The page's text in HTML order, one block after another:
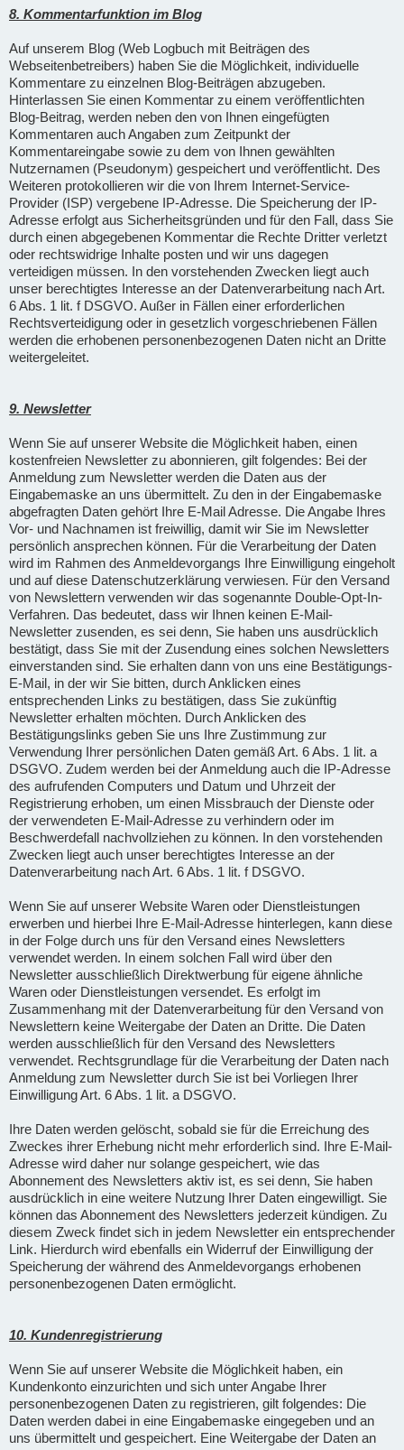
8. Kommentarfunktion im Blog
Auf unserem Blog (Web Logbuch mit Beiträgen des
Webseitenbetreibers) haben Sie die Möglichkeit, individuelle
Kommentare zu einzelnen Blog-Beiträgen abzugeben.
Hinterlassen Sie einen Kommentar zu einem veröffentlichten
Blog-Beitrag, werden neben den von Ihnen eingefügten
Kommentaren auch Angaben zum Zeitpunkt der
Kommentareingabe sowie zu dem von Ihnen gewählten
Nutzernamen (Pseudonym) gespeichert und veröffentlicht. Des
Weiteren protokollieren wir die von Ihrem Internet-Service-
Provider (ISP) vergebene IP-Adresse. Die Speicherung der IP-
Adresse erfolgt aus Sicherheitsgründen und für den Fall, dass Sie
durch einen abgegebenen Kommentar die Rechte Dritter verletzt
oder rechtswidrige Inhalte posten und wir uns dagegen
verteidigen müssen. In den vorstehenden Zwecken liegt auch
unser berechtigtes Interesse an der Datenverarbeitung nach Art.
6 Abs. 1 lit. f DSGVO. Außer in Fällen einer erforderlichen
Rechtsverteidigung oder in gesetzlich vorgeschriebenen Fällen
werden die erhobenen personenbezogenen Daten nicht an Dritte
weitergeleitet.
9. Newsletter
Wenn Sie auf unserer Website die Möglichkeit haben, einen
kostenfreien Newsletter zu abonnieren, gilt folgendes: Bei der
Anmeldung zum Newsletter werden die Daten aus der
Eingabemaske an uns übermittelt. Zu den in der Eingabemaske
abgefragten Daten gehört Ihre E-Mail Adresse. Die Angabe Ihres
Vor- und Nachnamen ist freiwillig, damit wir Sie im Newsletter
persönlich ansprechen können. Für die Verarbeitung der Daten
wird im Rahmen des Anmeldevorgangs Ihre Einwilligung eingeholt
und auf diese Datenschutzerklärung verwiesen. Für den Versand
von Newslettern verwenden wir das sogenannte Double-Opt-In-
Verfahren. Das bedeutet, dass wir Ihnen keinen E-Mail-
Newsletter zusenden, es sei denn, Sie haben uns ausdrücklich
bestätigt, dass Sie mit der Zusendung eines solchen Newsletters
einverstanden sind. Sie erhalten dann von uns eine Bestätigungs-
E-Mail, in der wir Sie bitten, durch Anklicken eines
entsprechenden Links zu bestätigen, dass Sie zukünftig
Newsletter erhalten möchten. Durch Anklicken des
Bestätigungslinks geben Sie uns Ihre Zustimmung zur
Verwendung Ihrer persönlichen Daten gemäß Art. 6 Abs. 1 lit. a
DSGVO. Zudem werden bei der Anmeldung auch die IP-Adresse
des aufrufenden Computers und Datum und Uhrzeit der
Registrierung erhoben, um einen Missbrauch der Dienste oder
der verwendeten E-Mail-Adresse zu verhindern oder im
Beschwerdefall nachvollziehen zu können. In den vorstehenden
Zwecken liegt auch unser berechtigtes Interesse an der
Datenverarbeitung nach Art. 6 Abs. 1 lit. f DSGVO.
Wenn Sie auf unserer Website Waren oder Dienstleistungen
erwerben und hierbei Ihre E-Mail-Adresse hinterlegen, kann diese
in der Folge durch uns für den Versand eines Newsletters
verwendet werden. In einem solchen Fall wird über den
Newsletter ausschließlich Direktwerbung für eigene ähnliche
Waren oder Dienstleistungen versendet. Es erfolgt im
Zusammenhang mit der Datenverarbeitung für den Versand von
Newslettern keine Weitergabe der Daten an Dritte. Die Daten
werden ausschließlich für den Versand des Newsletters
verwendet. Rechtsgrundlage für die Verarbeitung der Daten nach
Anmeldung zum Newsletter durch Sie ist bei Vorliegen Ihrer
Einwilligung Art. 6 Abs. 1 lit. a DSGVO.
Ihre Daten werden gelöscht, sobald sie für die Erreichung des
Zweckes ihrer Erhebung nicht mehr erforderlich sind. Ihre E-Mail-
Adresse wird daher nur solange gespeichert, wie das
Abonnement des Newsletters aktiv ist, es sei denn, Sie haben
ausdrücklich in eine weitere Nutzung Ihrer Daten eingewilligt. Sie
können das Abonnement des Newsletters jederzeit kündigen. Zu
diesem Zweck findet sich in jedem Newsletter ein entsprechender
Link. Hierdurch wird ebenfalls ein Widerruf der Einwilligung der
Speicherung der während des Anmeldevorgangs erhobenen
personenbezogenen Daten ermöglicht.
10. Kundenregistrierung
Wenn Sie auf unserer Website die Möglichkeit haben, ein
Kundenkonto einzurichten und sich unter Angabe Ihrer
personenbezogenen Daten zu registrieren, gilt folgendes: Die
Daten werden dabei in eine Eingabemaske eingegeben und an
uns übermittelt und gespeichert. Eine Weitergabe der Daten an